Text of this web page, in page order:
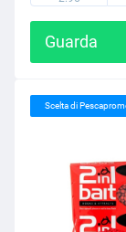
Guarda
Scelta di